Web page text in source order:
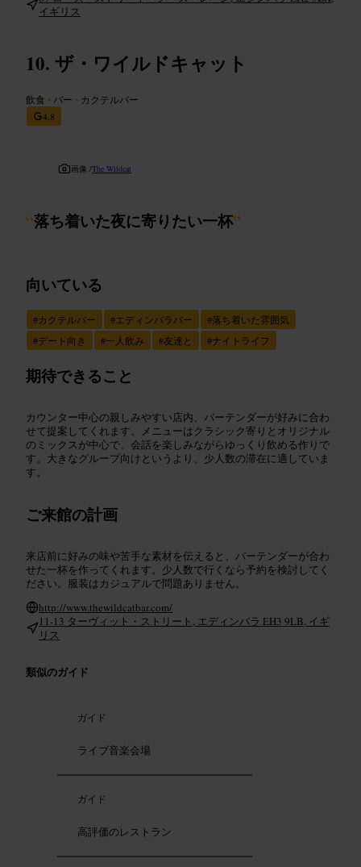
イギリス
ザ・ワイルドキャット
飲食 • バー • カクテルバー
4.8
画像 /The Wildcat
“落ち着いた夜に寄りたい一杯”
向いている
#カクテルバー #エディンバラバー #落ち着いた雰囲気
#デート向き #一人飲み #友達と #ナイトライフ
期待できること
カウンター中心の親しみやすい店内、バーテンダーが好みに合わ
せて提案してくれます。メニューはクラシック寄りとオリジナル
のミックスが中心で、会話を楽しみながらゆっくり飲める作りで
す。大きなグループ向けというより、少人数の滞在に適していま
す。
ご来館の計画
来店前に好みの味や苦手な素材を伝えると、バーテンダーが合わ
せた一杯を作ってくれます。少人数で行くなら予約を検討してく
ださい。服装はカジュアルで問題ありません。
http://www.thewildcatbar.com/
11-13 ターヴィット・ストリート, エディンバラ EH3 9LB, イギ
リス
類似のガイド
ガイド
ライブ音楽会場
ガイド
高評価のレストラン